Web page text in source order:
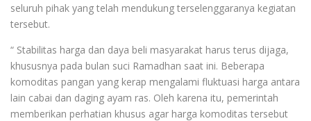
seluruh pihak yang telah mendukung terselenggaranya kegiatan
tersebut.
“ Stabilitas harga dan daya beli masyarakat harus terus dijaga,
khususnya pada bulan suci Ramadhan saat ini. Beberapa
komoditas pangan yang kerap mengalami fluktuasi harga antara
lain cabai dan daging ayam ras. Oleh karena itu, pemerintah
memberikan perhatian khusus agar harga komoditas tersebut